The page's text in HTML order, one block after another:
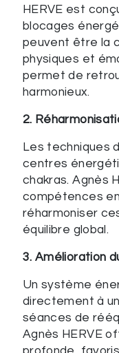
HERVE est
blocages
peuvent être la
physiques et
permet de
harmonieux.
2.
Les techniques
centres
chakras. Agnès
compétences
réharmoniser
équilibre global.
3. Amélioration
Un système
directement à
séances de
Agnès HERVE